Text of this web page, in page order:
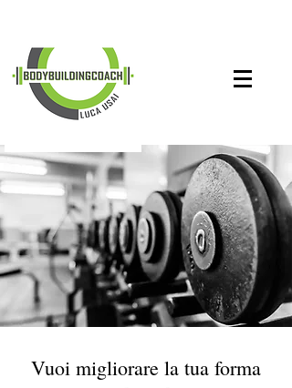
Vuoi migliorare la tua forma